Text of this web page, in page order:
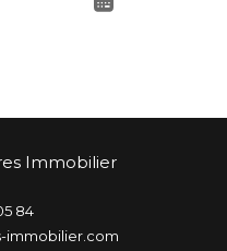
Immobilier
84
immobilier.com